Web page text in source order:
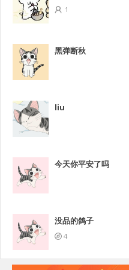
1
黑弹断秋
liu
今天你平安了吗
没品的鸽子
4